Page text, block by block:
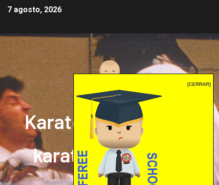
[CERRAR]
7 agosto, 2026
Karate mrprepor: el
karate en internet
El karate en internet